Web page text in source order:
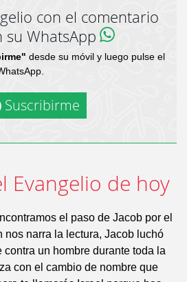
con el comentario
su WhatsApp
desde su móvil y luego pulse el
Suscribirme
Evangelio de hoy
el paso de Jacob por el
nos narra la lectura, Jacob luchó
un hombre durante toda la
con el cambio de nombre que